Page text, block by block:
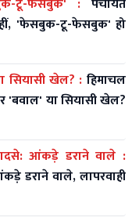
'डोर-टू-डोर' नहीं, 'फेसबुक-टू-फेसबुक' : पंचायत
'फेसबुक-टू-फेसबुक' हो
सियासी खेल? : हिमाचल
'बवाल' या सियासी खेल?
आंकड़े डराने वाले :
डराने वाले, लापरवाही